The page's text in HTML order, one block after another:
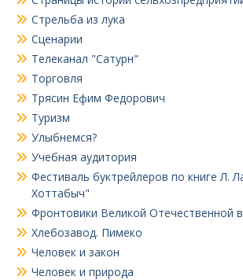
Стрельба из лука
Сценарии
Телеканал "Сатурн"
Торговля
Трясин Ефим Федорович
Туризм
Улыбнемся?
Учебная аудитория
Фестиваль буктрейлеров по книге Л.
Хоттабыч"
Фронтовики Великой Отечественной
Хлебозавод. Пимеко
Человек и закон
Человек и природа